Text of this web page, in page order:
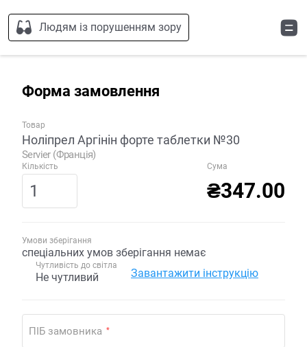
Людям із порушенням зору
Форма замовлення
Товар
Ноліпрел Аргінін форте таблетки №30
Servier (Франція)
Кількість Сума
₴347.00
Умови зберігання
спеціальних умов зберігання немає
Чутливість до світла
Не чутливий Завантажити інструкцію
ПІБ замовника *